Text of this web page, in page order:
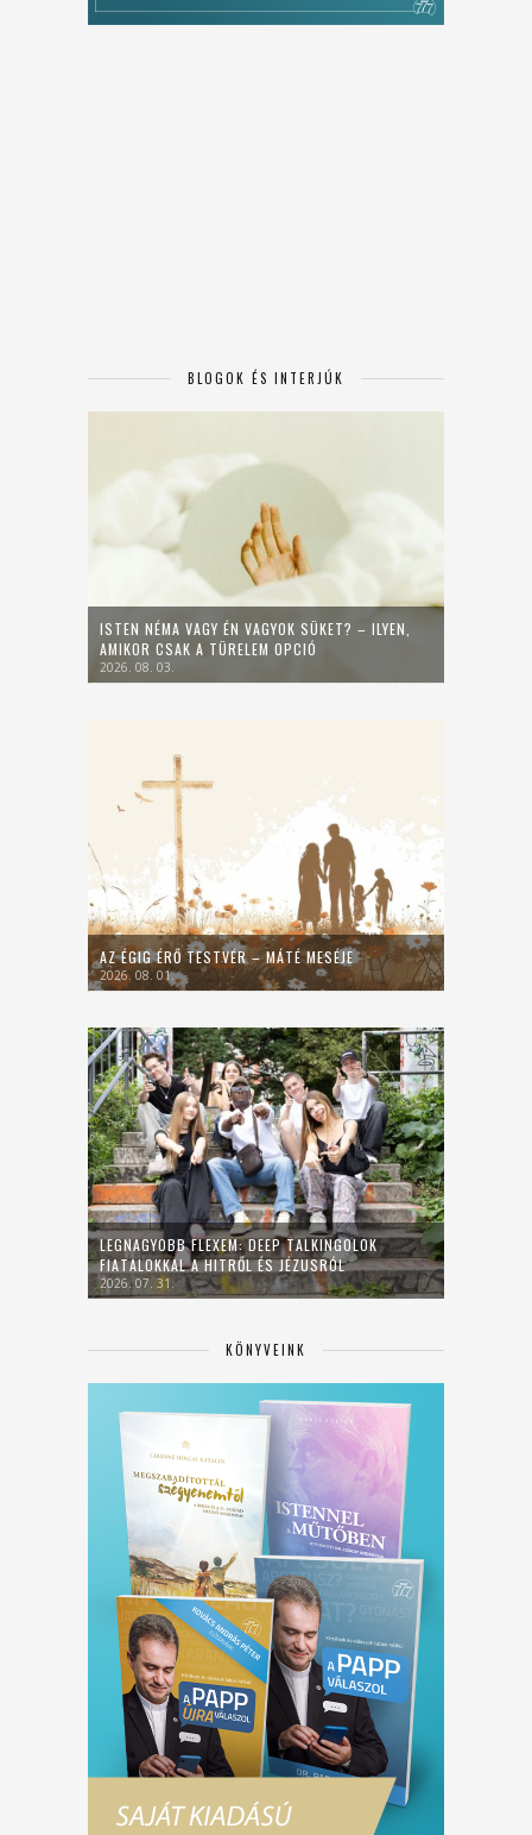
BLOGOK ÉS INTERJÚK
ISTEN NÉMA VAGY ÉN VAGYOK SÜKET? – ILYEN,
AMIKOR CSAK A TÜRELEM OPCIÓ
2026. 08. 03.
AZ ÉGIG ÉRŐ TESTVÉR – MÁTÉ MESÉJE
2026. 08. 01.
LEGNAGYOBB FLEXEM: DEEP TALKINGOLOK
FIATALOKKAL A HITRŐL ÉS JÉZUSRÓL
2026. 07. 31.
KÖNYVEINK